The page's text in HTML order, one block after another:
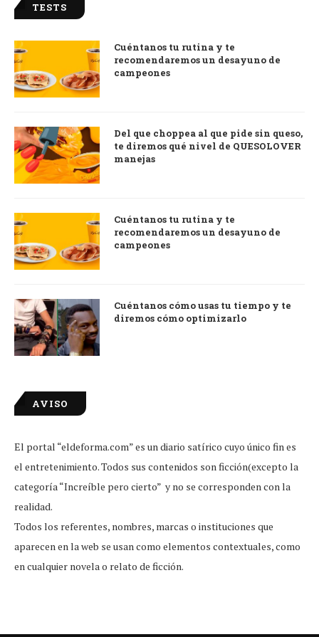
TESTS
Cuéntanos tu rutina y te
recomendaremos un desayuno de
campeones
Del que choppea al que pide sin queso,
te diremos qué nivel de QUESOLOVER
manejas
Cuéntanos tu rutina y te
recomendaremos un desayuno de
campeones
Cuéntanos cómo usas tu tiempo y te
diremos cómo optimizarlo
AVISO
El portal “eldeforma.com” es un diario satírico cuyo único fin es
el entretenimiento. Todos sus contenidos son ficción(excepto la
categoría “Increíble pero cierto” y no se corresponden con la
realidad.
Todos los referentes, nombres, marcas o instituciones que
aparecen en la web se usan como elementos contextuales, como
en cualquier novela o relato de ficción.